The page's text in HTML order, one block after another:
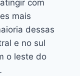
com
mais
dessas
e no sul
o leste do